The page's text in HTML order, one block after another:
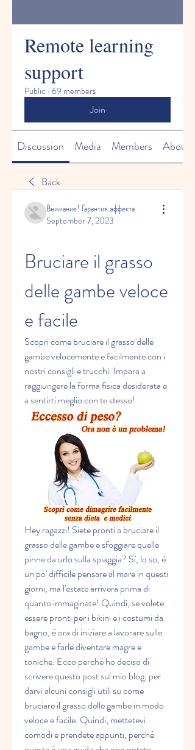
Remote learning
support
Public · 69 members
Join
Discussion Media Members About
Back
Внимание! Гарантия эффекта
September 7, 2023
Bruciare il grasso
delle gambe veloce
e facile
Scopri come bruciare il grasso delle
gambe velocemente e facilmente con i
nostri consigli e trucchi. Impara a
raggiungere la forma fisica desiderata e
a sentirti meglio con te stesso!
Hey ragazzi! Siete pronti a bruciare il
grasso delle gambe e sfoggiare quelle
pinne da urlo sulla spiaggia? Sì, lo so, è
un po' difficile pensare al mare in questi
giorni, ma l'estate arriverà prima di
quanto immaginate! Quindi, se volete
essere pronti per i bikini e i costumi da
bagno, è ora di iniziare a lavorare sulle
gambe e farle diventare magre e
toniche. Ecco perché ho deciso di
scrivere questo post sul mio blog, per
darvi alcuni consigli utili su come
bruciare il grasso delle gambe in modo
veloce e facile. Quindi, mettetevi
comodi e prendete appunti, perché